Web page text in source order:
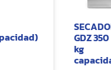
GDZ
kg